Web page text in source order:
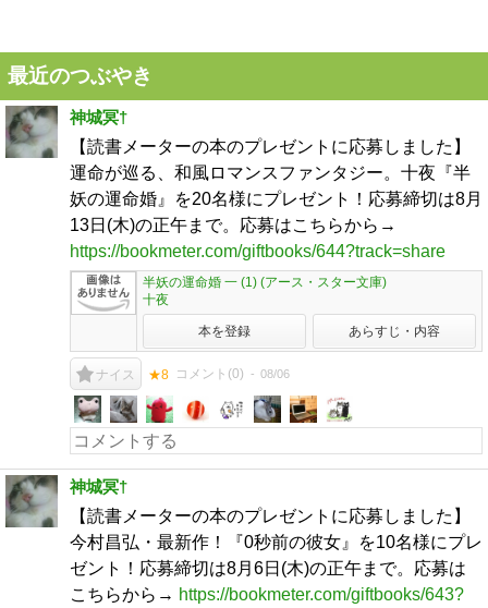
最近のつぶやき
神城冥†
【読書メーターの本のプレゼントに応募しました】
運命が巡る、和風ロマンスファンタジー。十夜『半
妖の運命婚』を20名様にプレゼント！応募締切は8月
13日(木)の正午まで。応募はこちらから→
https://bookmeter.com/giftbooks/644?track=share
半妖の運命婚 一 (1) (アース・スター文庫)
十夜
本を登録 あらすじ・内容
ナイス ★8 コメント(0) 08/06
神城冥†
【読書メーターの本のプレゼントに応募しました】
今村昌弘・最新作！『0秒前の彼女』を10名様にプレ
ゼント！応募締切は8月6日(木)の正午まで。応募は
こちらから→ https://bookmeter.com/giftbooks/643?